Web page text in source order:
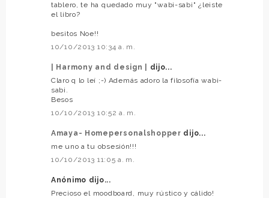
tablero, te ha quedado muy "wabi-sabi" ¿leiste
el libro?
besitos Noe!!
10/10/2013 10:34 a. m.
| Harmony and design |
dijo...
Claro q lo leí ;-) Además adoro la filosofía wabi-
sabi.
Besos
10/10/2013 10:52 a. m.
Amaya- Homepersonalshopper dijo...
me uno a tu obsesión!!!
10/10/2013 11:05 a. m.
Anónimo dijo...
Precioso el moodboard, muy rústico y cálido!